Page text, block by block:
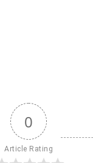
0
Article Rating